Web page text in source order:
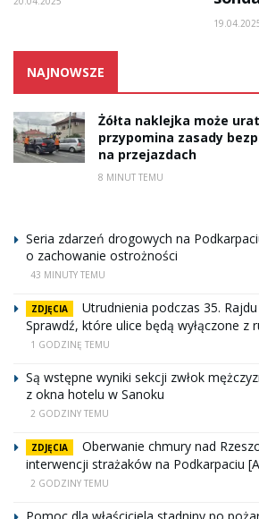
NAJNOWSZE
Żółta naklejka może
przypomina zasady
na przejazdach
8 MINUT TEMU
Seria zdarzeń drogowych na
o zachowanie ostrożności
43 MINUTY TEMU
ZDJĘCIA
Utrudnienia podczas 35.
Sprawdź, które ulice będą wyłączone z
1 GODZINĘ TEMU
Są wstępne wyniki sekcji zwłok
z okna hotelu w Sanoku
2 GODZINY TEMU
ZDJĘCIA
Oberwanie chmury nad
interwencji strażaków na Podkarpaciu
2 GODZINY TEMU